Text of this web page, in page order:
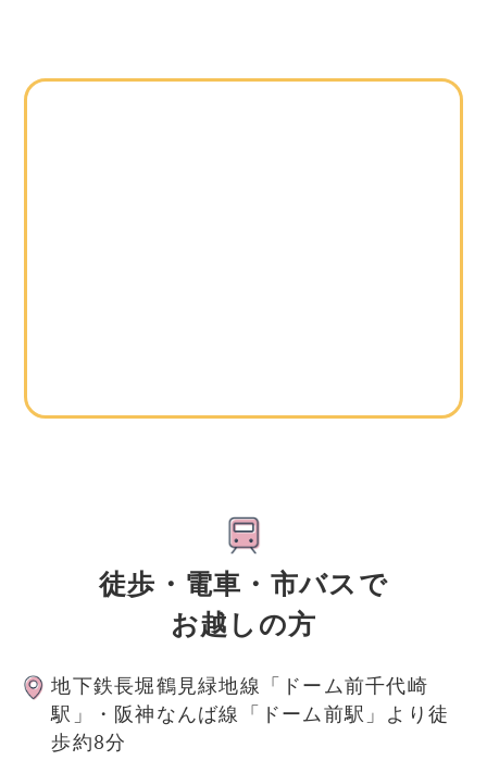
徒歩・電車・市バスで
お越しの方
地下鉄長堀鶴見緑地線「ドーム前千代崎
駅」・阪神なんば線「ドーム前駅」より徒
歩約8分